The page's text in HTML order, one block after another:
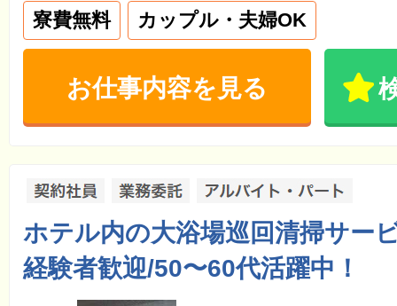
寮費無料 カップル・夫婦OK
お仕事内容を見る
ホテル内の大浴場巡回清掃サー
経験者歓迎/50〜60代活躍中！